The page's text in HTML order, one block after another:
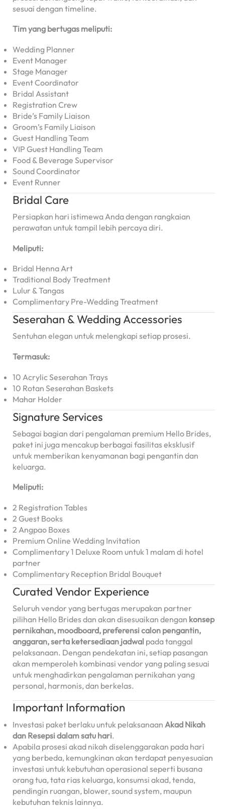
sesuai dengan timeline.
Tim yang bertugas meliputi:
Wedding Planner
Event Manager
Stage Manager
Event Coordinator
Bridal Assistant
Registration Crew
Bride’s Family Liaison
Groom’s Family Liaison
Guest Handling Team
VIP Guest Handling Team
Food & Beverage Supervisor
Sound Coordinator
Event Runner
Bridal Care
Persiapkan hari istimewa Anda dengan rangkaian
perawatan untuk tampil lebih percaya diri.
Meliputi:
Bridal Henna Art
Traditional Body Treatment
Lulur & Tangas
Complimentary Pre-Wedding Treatment
Seserahan & Wedding Accessories
Sentuhan elegan untuk melengkapi setiap prosesi.
Termasuk:
10 Acrylic Seserahan Trays
10 Rotan Seserahan Baskets
Mahar Holder
Signature Services
Sebagai bagian dari pengalaman premium Hello Brides,
paket ini juga mencakup berbagai fasilitas eksklusif
untuk memberikan kenyamanan bagi pengantin dan
keluarga.
Meliputi:
2 Registration Tables
2 Guest Books
2 Angpao Boxes
Premium Online Wedding Invitation
Complimentary 1 Deluxe Room untuk 1 malam di hotel
partner
Complimentary Reception Bridal Bouquet
Curated Vendor Experience
Seluruh vendor yang bertugas merupakan partner
pilihan Hello Brides dan akan disesuaikan dengan konsep
pernikahan, moodboard, preferensi calon pengantin,
anggaran, serta ketersediaan jadwal pada tanggal
pelaksanaan. Dengan pendekatan ini, setiap pasangan
akan memperoleh kombinasi vendor yang paling sesuai
untuk menghadirkan pengalaman pernikahan yang
personal, harmonis, dan berkelas.
Important Information
Investasi paket berlaku untuk pelaksanaan Akad Nikah
dan Resepsi dalam satu hari.
Apabila prosesi akad nikah diselenggarakan pada hari
yang berbeda, kemungkinan akan terdapat penyesuaian
investasi untuk kebutuhan operasional seperti busana
orang tua, tata rias keluarga, konsumsi akad, tenda,
pendingin ruangan, blower, sound system, maupun
kebutuhan teknis lainnya.